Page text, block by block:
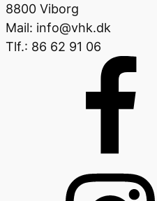
8800 Viborg
Mail: info@vhk.dk
Tlf.: 86 62 91 06